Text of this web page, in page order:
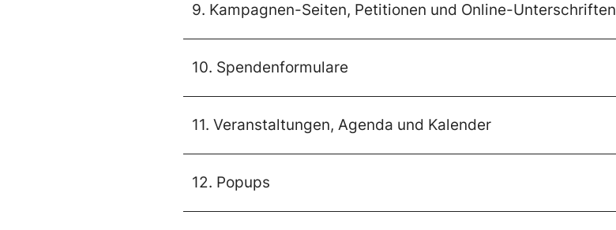
9. Kampagnen-Seiten, Petitionen und Online-Unterschriften
10. Spendenformulare
11. Veranstaltungen, Agenda und Kalender
12. Popups